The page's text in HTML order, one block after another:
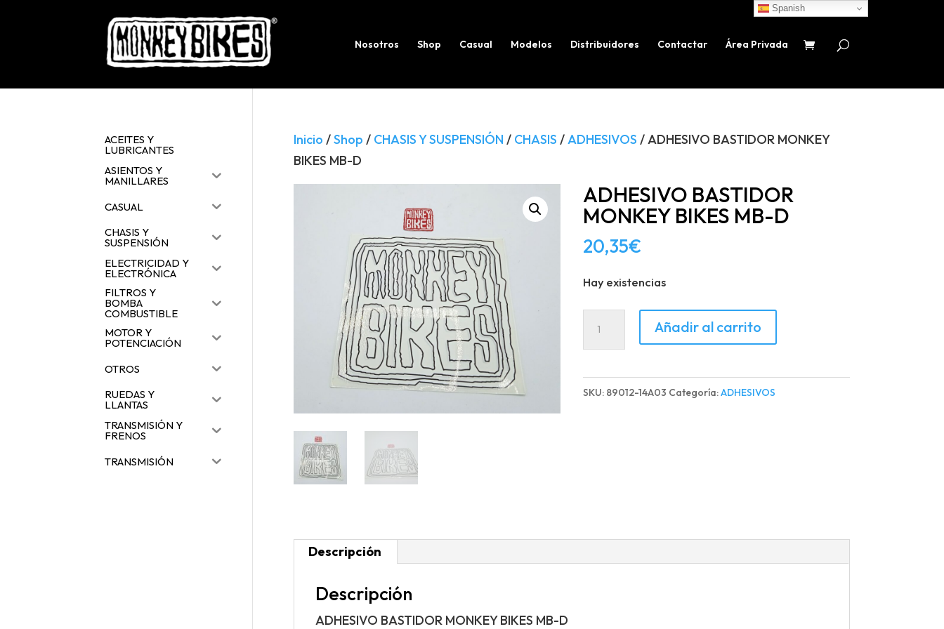
Nosotros Shop Casual Modelos Distribuidores Contactar Área Privada
productos
Inicio /Shop / CHASIS Y SUSPENSIÓN / CHASIS /ADHESIVOS / ADHESIVO BASTIDOR MONKEY
BIKES MB-D
ADHESIVO BASTIDOR
MONKEY BIKES MB-D
20,35€
Hay existencias
BASTIDOR
BIKES
Añadir al carrito
SKU: 89012-14A03 Categoría:ADHESIVOS
Descripción
Descripción
ADHESIVO BASTIDOR MONKEY BIKES MB-D
ACEITES Y
LUBRICANTES
ASIENTOS Y
MANILLARES
CASUAL
CHASIS Y
SUSPENSIÓN
ELECTRICIDAD Y
ELECTRÓNICA
FILTROS Y
BOMBA
COMBUSTIBLE
MOTOR Y
POTENCIACIÓN
OTROS
RUEDAS Y
LLANTAS
TRANSMISIÓN Y
FRENOS
TRANSMISIÓN
Spanish